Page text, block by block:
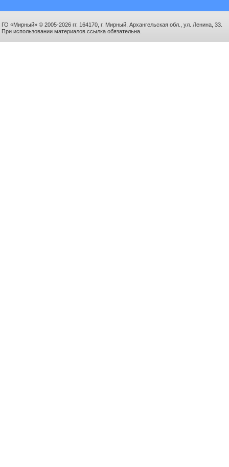
ГО «Мирный» © 2005-2026 гг. 164170, г. Мирный, Архангельская обл., ул. Ленина, 33.
При использовании материалов ссылка обязательна.